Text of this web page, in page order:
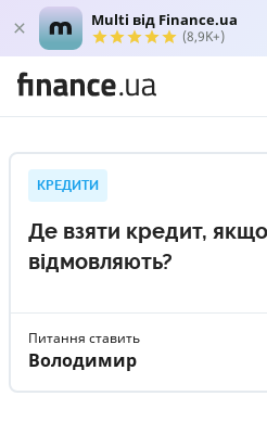
Multi від Finance.ua
(8,9K+)
КРЕДИТИ
Де взяти кредит, якщо
відмовляють?
Питання ставить
Володимир